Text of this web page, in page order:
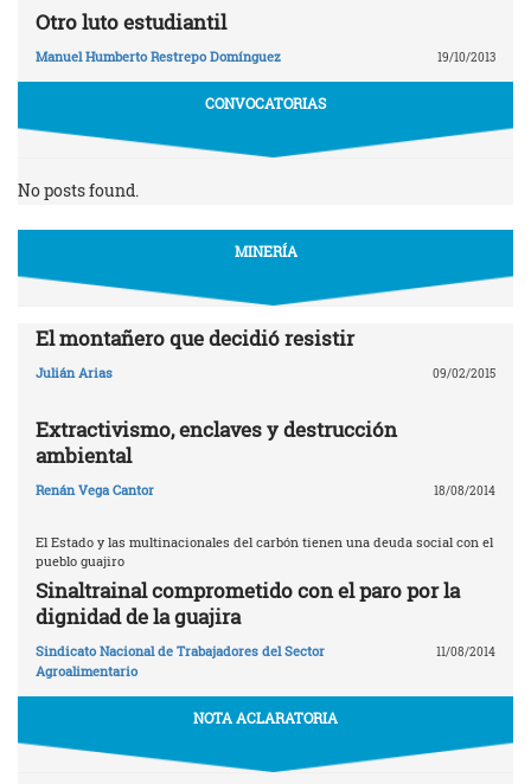
Otro luto estudiantil
Manuel Humberto Restrepo Domínguez 19/10/2013
CONVOCATORIAS
No posts found.
MINERÍA
El montañero que decidió resistir
Julián Arias 09/02/2015
Extractivismo, enclaves y destrucción
ambiental
Renán Vega Cantor 18/08/2014
El Estado y las multinacionales del carbón tienen una deuda social con el
pueblo guajiro
Sinaltrainal comprometido con el paro por la
dignidad de la guajira
Sindicato Nacional de Trabajadores del Sector
Agroalimentario
11/08/2014
NOTA ACLARATORIA